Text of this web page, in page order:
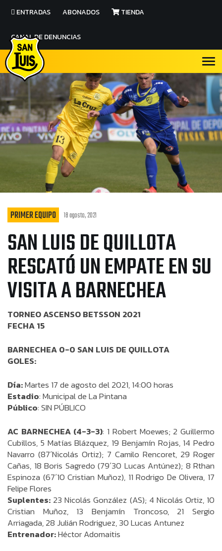
ENTRADAS ABONADOS TIENDA
CANAL DE DENUNCIAS
PRIMER EQUIPO 18 agosto, 2021
SAN LUIS DE QUILLOTA
RESCATÓ UN EMPATE EN SU
VISITA A BARNECHEA
TORNEO ASCENSO BETSSON 2021
FECHA 15
BARNECHEA 0-0 SAN LUIS DE QUILLOTA
GOLES:
Día:Martes 17 de agosto del 2021, 14:00 horas
Estadio: Municipal de La Pintana
Público: SIN PÚBLICO
AC BARNECHEA (4-3-3): 1 Robert Moewes; 2 Guillermo
Cubillos, 5 Matías Blázquez, 19 Benjamín Rojas, 14 Pedro
Navarro (87´Nicolás Ortiz); 7 Camilo Rencoret, 29 Roger
Cañas, 18 Boris Sagredo (79´30 Lucas Antúnez); 8 Rthan
Espinoza (67´10 Cristian Muñoz), 11 Rodrigo De Olivera, 17
Felipe Flores
Suplentes: 23 Nicolás González (AS); 4 Nicolás Ortiz, 10
Cristian Muñoz, 13 Benjamín Troncoso, 21 Sergio
Arriagada, 28 Julián Rodriguez, 30 Lucas Antunez
Entrenador:Héctor Adomaitis